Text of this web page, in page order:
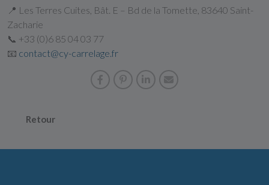
📍 Les Terres Cuites, Bât. E – Bd de la Tomette, 83640 Saint-
Zacharie
📞 +33 (0)6 85 04 03 77
📧 contact@cy-carrelage.fr
Retour